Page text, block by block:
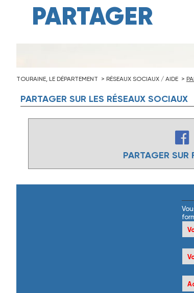
PARTAGER
TOURAINE, LE DÉPARTEMENT RÉSEAUX SOCIAUX / AIDE
PARTAGER SUR LES RÉSEAUX SOCIAUX
PARTAGER SUR